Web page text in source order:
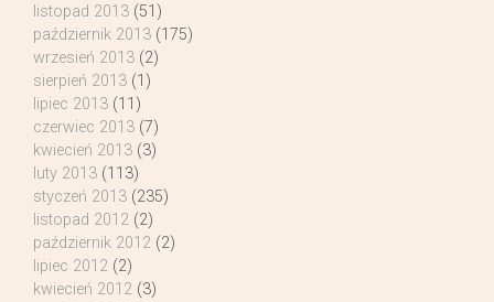
listopad 2013 (51)
październik 2013 (175)
wrzesień 2013 (2)
sierpień 2013 (1)
lipiec 2013 (11)
czerwiec 2013 (7)
kwiecień 2013 (3)
luty 2013 (113)
styczeń 2013 (235)
listopad 2012 (2)
październik 2012 (2)
lipiec 2012 (2)
kwiecień 2012 (3)